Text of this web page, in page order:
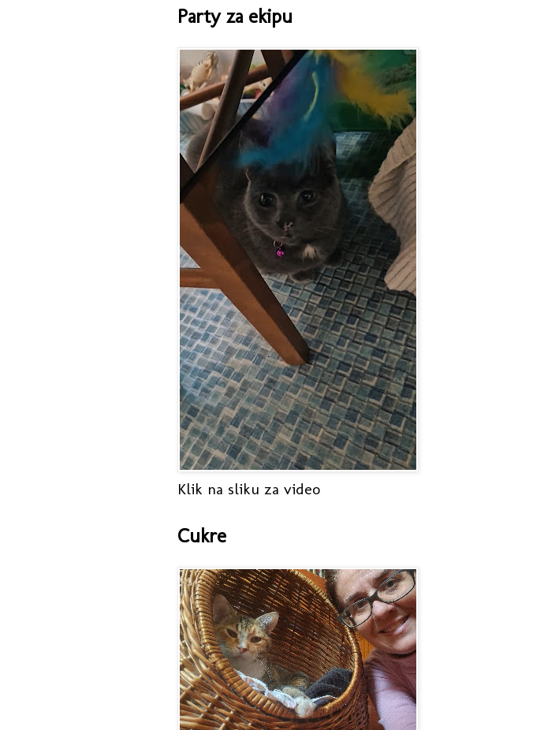
Party za ekipu
Klik na sliku za video
Cukre